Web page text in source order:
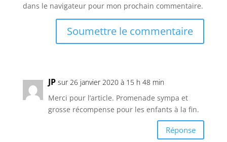
dans le navigateur pour mon prochain commentaire.
Soumettre le commentaire
JP sur 26 janvier 2020 à 15 h 48 min
Merci pour l’article. Promenade sympa et
grosse récompense pour les enfants à la fin.
Réponse